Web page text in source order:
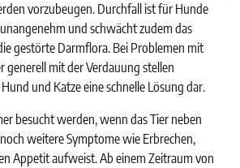
vorzubeugen. Durchfall ist für Hunde
und schwächt zudem das
gestörte Darmflora. Bei Problemen mit
generell mit der Verdauung stellen
und Katze eine schnelle Lösung dar.
besucht werden, wenn das Tier neben
weitere Symptome wie Erbrechen,
Appetit aufweist. Ab einem Zeitraum von